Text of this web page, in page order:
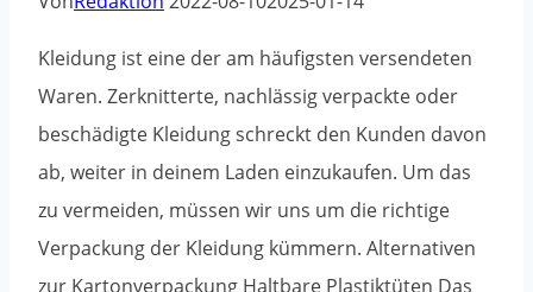
Kleidung ist eine der am häufigsten versendeten
Waren. Zerknitterte, nachlässig verpackte oder
beschädigte Kleidung schreckt den Kunden davon
ab, weiter in deinem Laden einzukaufen. Um das
zu vermeiden, müssen wir uns um die richtige
Verpackung der Kleidung kümmern. Alternativen
zur Kartonverpackung Haltbare Plastiktüten Das